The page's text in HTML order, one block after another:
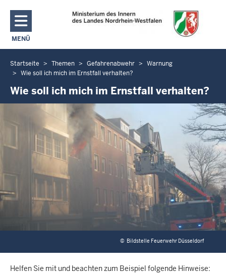
Direkt zum Inhalt
MENÜ
NAVIGATION AKTIVIEREN/DEAKTIVIEREN: MAIN MENU
Sie
befinden
sich
hier
Startseite Themen Gefahrenabwehr
Warnung
Wie soll ich mich im Ernstfall verhalten?
Wie soll ich mich im Ernstfall verhalten?
© Bildstelle Feuerwehr Düsseldorf
Helfen Sie mit und beachten zum Beispiel folgende Hinweise: